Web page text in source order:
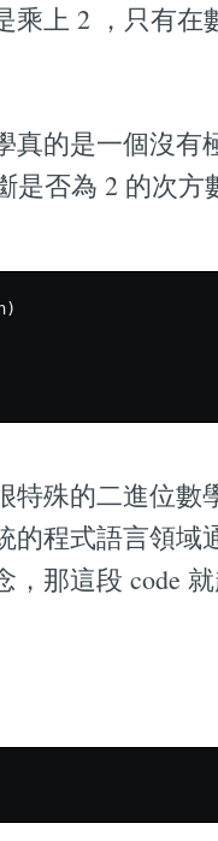
乘上 2 ，只有
真的是一個沒
否為 2 的次方
特殊的二進位
的程式語言領域
那這段 code 就